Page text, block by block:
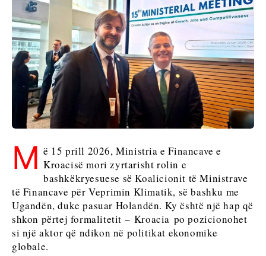
Maqedonia
e Veriut
Serbia
Sllovenia
Business &
Economy
Biznesit
Emërime
Bujqësi
Industria
Ndërtim
Energjia
Mjedis
Financa
Sllovenia
Business &
Economy
Historitë
Emërime
Bujqësi
Industria
Ndërtim
Energjia
Mjedis
Financa
M ë 15 prill 2026, Ministria e Financave e
Kroacisë mori zyrtarisht rolin e
bashkëkryesuese së Koalicionit të Ministrave
të Financave për Veprimin Klimatik, së bashku me
Ugandën, duke pasuar Holandën. Ky është një hap që
shkon përtej formalitetit – Kroacia po pozicionohet
si një aktor që ndikon në politikat ekonomike
globale.